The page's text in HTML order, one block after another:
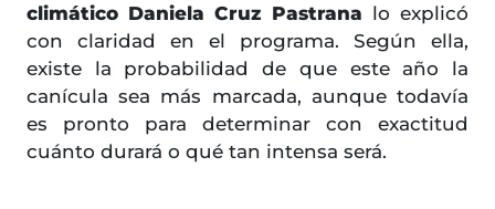
climático Daniela Cruz Pastrana lo explicó
con claridad en el programa. Según ella,
existe la probabilidad de que este año la
canícula sea más marcada, aunque todavía
es pronto para determinar con exactitud
cuánto durará o qué tan intensa será.